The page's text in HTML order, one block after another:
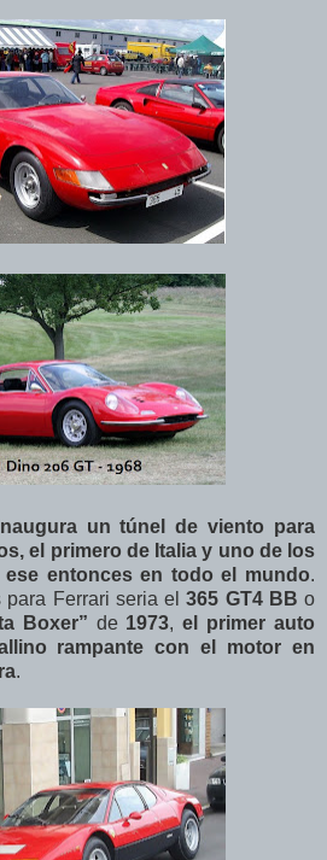
un túnel de viento para
el primero de Italia y uno de los
entonces en todo el mundo.
para Ferrari seria el365 GT4 BB o
Boxer” de 1973, el primer auto
rampante con el motor en
.